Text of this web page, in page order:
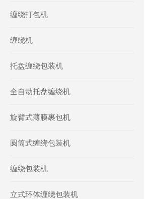
缠绕打包机
缠绕机
托盘缠绕包装机
全自动托盘缠绕机
旋臂式薄膜裹包机
圆筒式缠绕包装机
缠绕包装机
立式环体缠绕包装机